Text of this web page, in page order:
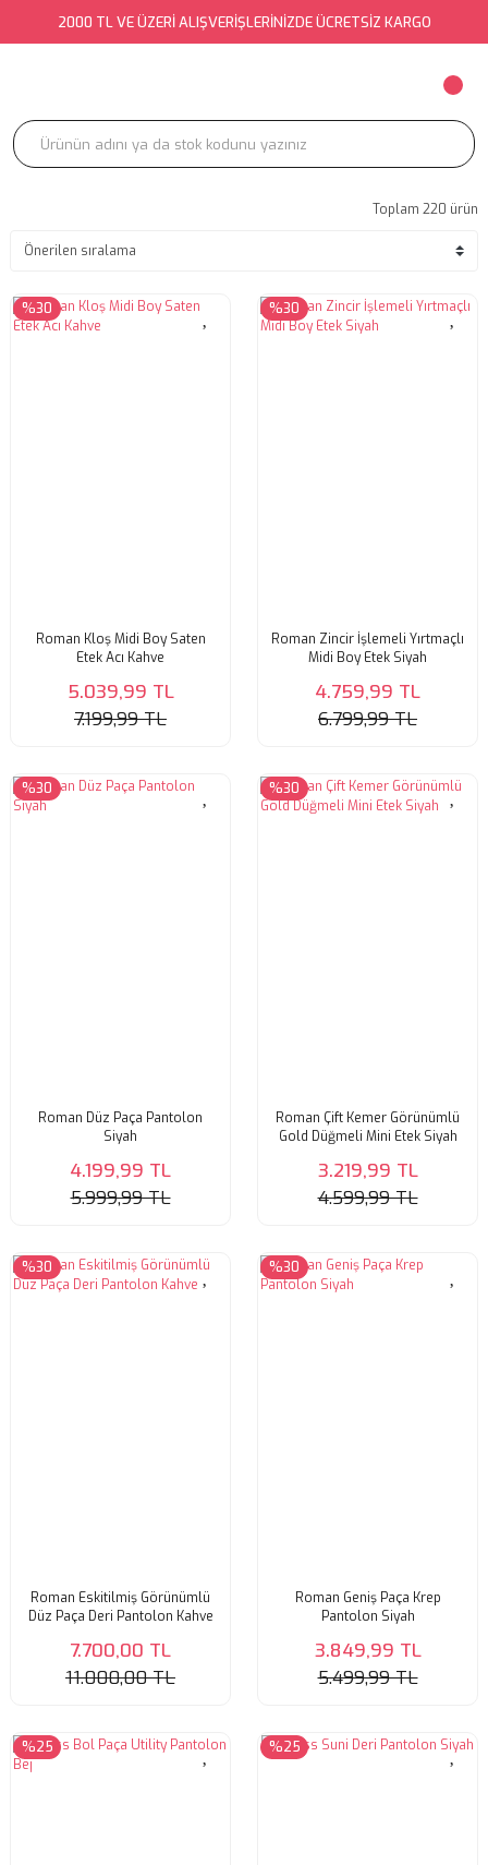
2000 TL VE ÜZERİ ALIŞVERİŞLERİNİZDE ÜCRETSİZ KARGO
Toplam 220 ürün
%30
Roman Kloş Midi Boy Saten
Etek Acı Kahve
5.039,99 TL
7.199,99 TL
%30
Roman Zincir İşlemeli Yırtmaçlı
Midi Boy Etek Siyah
4.759,99 TL
6.799,99 TL
%30
Roman Düz Paça Pantolon
Siyah
4.199,99 TL
5.999,99 TL
%30
Roman Çift Kemer Görünümlü
Gold Düğmeli Mini Etek Siyah
3.219,99 TL
4.599,99 TL
%30
Roman Eskitilmiş Görünümlü
Düz Paça Deri Pantolon Kahve
7.700,00 TL
11.000,00 TL
%30
Roman Geniş Paça Krep
Pantolon Siyah
3.849,99 TL
5.499,99 TL
%25 %25